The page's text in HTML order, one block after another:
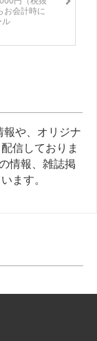
お会計時に
ル
報や、オリジナ
信しておりま
情報、雑誌掲
ます。